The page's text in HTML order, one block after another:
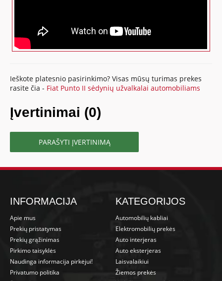
Ieškote platesnio pasirinkimo? Visas mūsų turimas prekes
rasite čia - Fiat Punto II sėdynių užvalkalai automobiliams
Įvertinimai (0)
PARAŠYTI ĮVERTINIMĄ
INFORMACIJA
Apie mus
Prekių pristatymas
Prekių grąžinimas
Pirkimo taisyklės
Naudinga informacija pirkėjui!
Privatumo politika
KATEGORIJOS
Automobilių kabliai
Elektromobilių prekės
Auto interjeras
Auto eksterjeras
Laisvalaikiui
Žiemos prekės